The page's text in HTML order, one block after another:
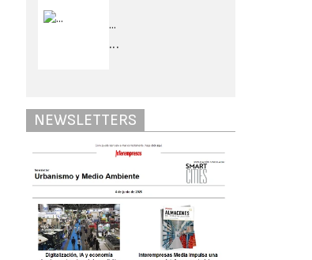
...
...
NEWSLETTERS